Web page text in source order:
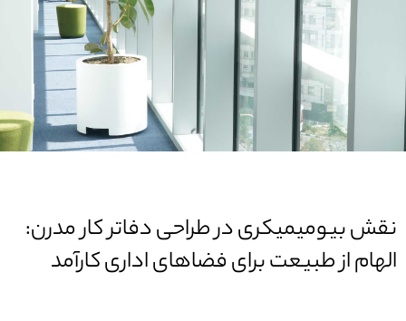
نقش بیومیمیکری در طراحی دفاتر کار مدرن:
الهام از طبیعت برای فضاهای اداری کارآمد